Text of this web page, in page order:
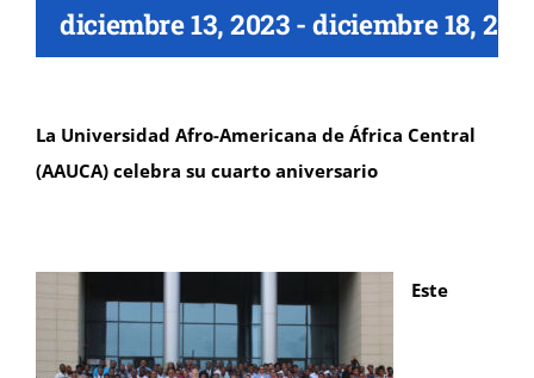
diciembre 13, 2023-diciembre 18,
La Universidad Afro-Americana de África Central
(AAUCA) celebra su cuarto aniversario
Este